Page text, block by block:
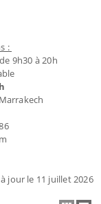
:
9h30 à 20h
jour le 11 juillet 2026